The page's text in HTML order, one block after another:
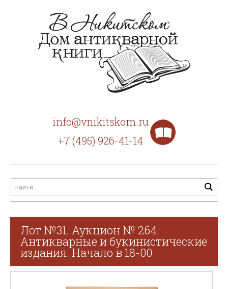
info@vnikitskom.ru
+7 (495) 926-41-14
Лот №31. Аукцион № 264.
Антикварные и букинистические
издания. Начало в 18-00